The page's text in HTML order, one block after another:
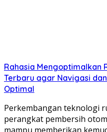
Rahasia Mengoptimalkan
Terbaru agar Navigasi
Optimal
Perkembangan teknologi
perangkat pembersih